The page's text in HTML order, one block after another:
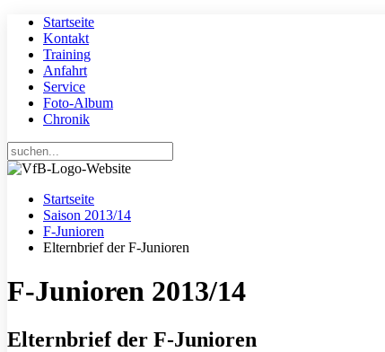
Startseite
Kontakt
Training
Anfahrt
Service
Foto-Album
Chronik
Startseite
Saison 2013/14
F-Junioren
Elternbrief der F-Junioren
F-Junioren 2013/14
Elternbrief der F-Junioren